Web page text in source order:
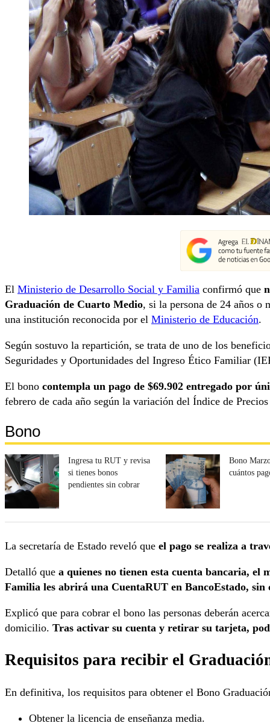
El Ministerio de Desarrollo Social y Familia confirmó que
Graduación de Cuarto Medio, si la persona de 24 años o
una institución reconocida por el Ministerio de Educación.
Según sostuvo la repartición, se trata de uno de los
Seguridades y Oportunidades del Ingreso Ético Familiar
El bono contempla un pago de $69.902 entregado por
febrero de cada año según la variación del Índice de
Bono
Ingresa tu RUT y revisa
si tienes bonos
pendientes sin cobrar
Bono
cuántos
La secretaría de Estado reveló que el pago se realiza a
Detalló que a quienes no tienen esta cuenta bancaria,
Familia les abrirá una CuentaRUT en BancoEstado, sin
Explicó que para cobrar el bono las personas deberán
domicilio. Tras activar su cuenta y retirar su tarjeta,
Requisitos para recibir el
En definitiva, los requisitos para obtener el Bono
Obtener la licencia de enseñanza media.